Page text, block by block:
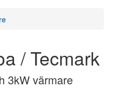
/ Tecmark
3kW värmare